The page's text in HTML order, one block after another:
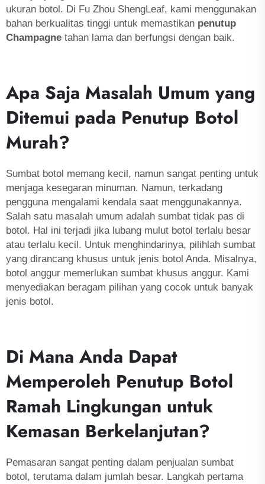
ukuran botol. Di Fu Zhou ShengLeaf, kami menggunakan
bahan berkualitas tinggi untuk memastikan penutup
Champagne tahan lama dan berfungsi dengan baik.
Apa Saja Masalah Umum yang
Ditemui pada Penutup Botol
Murah?
Sumbat botol memang kecil, namun sangat penting untuk
menjaga kesegaran minuman. Namun, terkadang
pengguna mengalami kendala saat menggunakannya.
Salah satu masalah umum adalah sumbat tidak pas di
botol. Hal ini terjadi jika lubang mulut botol terlalu besar
atau terlalu kecil. Untuk menghindarinya, pilihlah sumbat
yang dirancang khusus untuk jenis botol Anda. Misalnya,
botol anggur memerlukan sumbat khusus anggur. Kami
menyediakan beragam pilihan yang cocok untuk banyak
jenis botol.
Di Mana Anda Dapat
Memperoleh Penutup Botol
Ramah Lingkungan untuk
Kemasan Berkelanjutan?
Pemasaran sangat penting dalam penjualan sumbat
botol, terutama dalam jumlah besar. Langkah pertama